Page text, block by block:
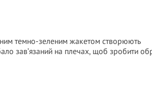
темно-зеленим жакетом створюють
зав’язаний на плечах, щоб зробити